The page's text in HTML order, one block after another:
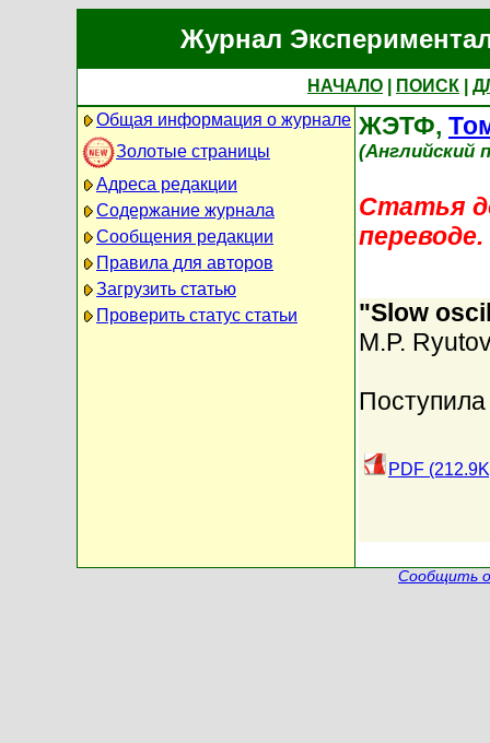
Журнал
НАЧАЛО ПОИСК
Общая информация о журнале
Золотые страницы
Адреса редакции
Содержание журнала
Сообщения редакции
Правила для авторов
Загрузить статью
Проверить статус статьи
ЖЭТФ,
(Английский
Статья
переводе.
"Slow
M.P.
PDF
Сообщить о